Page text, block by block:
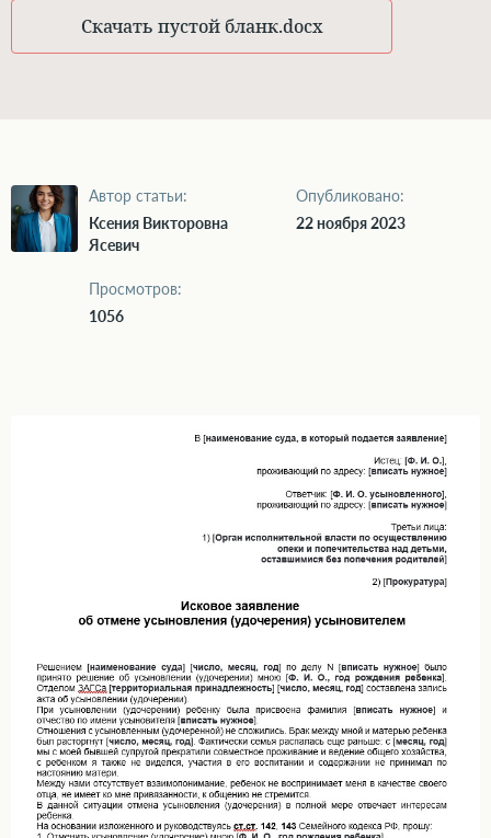
Скачать пустой бланк.docx
Автор статьи:
Ксения Викторовна
Ясевич
Опубликовано:
22 ноября 2023
Просмотров:
1056